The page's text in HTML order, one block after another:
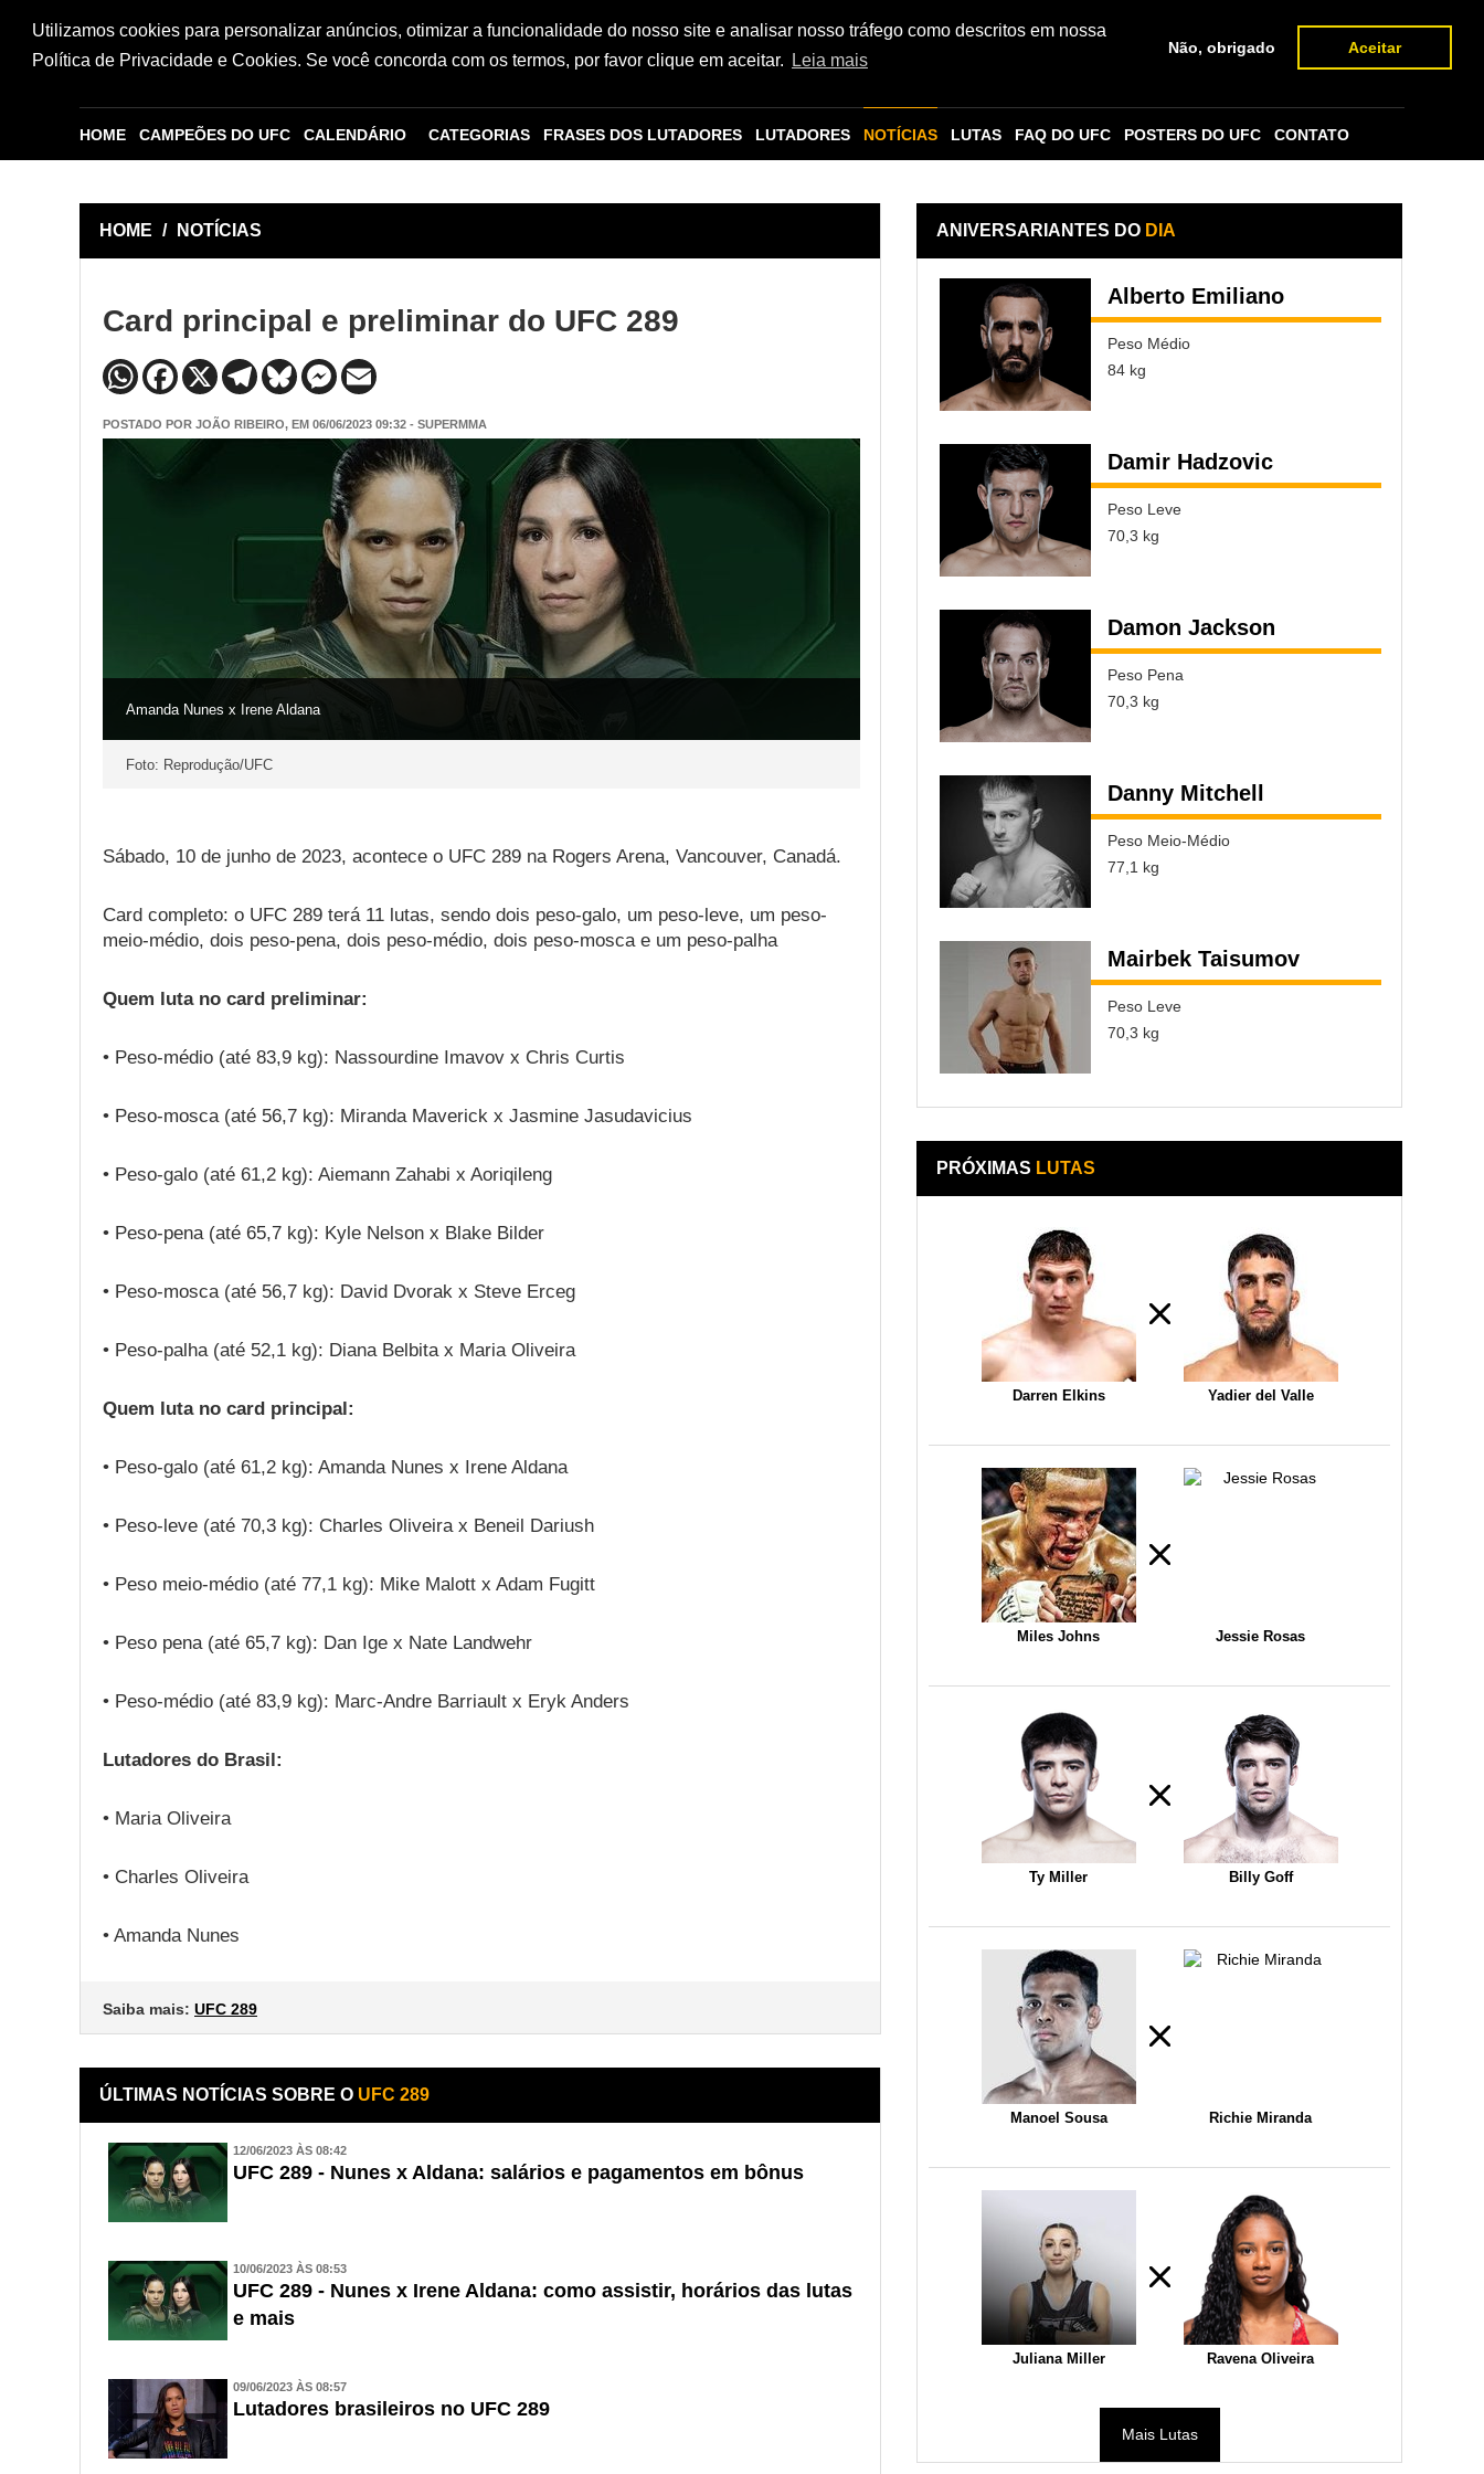
Utilizamos cookies para personalizar anúncios, otimizar a funcionalidade do nosso site e analisar nosso tráfego como descritos em nossa
Política de Privacidade e Cookies. Se você concorda com os termos, por favor clique em aceitar.
Leia mais
Não, obrigado Aceitar
HOME CAMPEÕES DO UFC CALENDÁRIO CATEGORIAS FRASES DOS LUTADORES LUTADORES NOTÍCIAS LUTAS FAQ DO UFC POSTERS DO UFC CONTATO
HOME / NOTÍCIAS
Card principal e preliminar do UFC 289
POSTADO POR JOÃO RIBEIRO, EM 06/06/2023 09:32 - SUPERMMA
Amanda Nunes x Irene Aldana
Foto: Reprodução/UFC
Sábado, 10 de junho de 2023, acontece o UFC 289 na Rogers Arena, Vancouver, Canadá.
Card completo: o UFC 289 terá 11 lutas, sendo dois peso-galo, um peso-leve, um peso-
meio-médio, dois peso-pena, dois peso-médio, dois peso-mosca e um peso-palha
Quem luta no card preliminar:
• Peso-médio (até 83,9 kg): Nassourdine Imavov x Chris Curtis
• Peso-mosca (até 56,7 kg): Miranda Maverick x Jasmine Jasudavicius
• Peso-galo (até 61,2 kg): Aiemann Zahabi x Aoriqileng
• Peso-pena (até 65,7 kg): Kyle Nelson x Blake Bilder
• Peso-mosca (até 56,7 kg): David Dvorak x Steve Erceg
• Peso-palha (até 52,1 kg): Diana Belbita x Maria Oliveira
Quem luta no card principal:
• Peso-galo (até 61,2 kg): Amanda Nunes x Irene Aldana
• Peso-leve (até 70,3 kg): Charles Oliveira x Beneil Dariush
• Peso meio-médio (até 77,1 kg): Mike Malott x Adam Fugitt
• Peso pena (até 65,7 kg): Dan Ige x Nate Landwehr
• Peso-médio (até 83,9 kg): Marc-Andre Barriault x Eryk Anders
Lutadores do Brasil:
• Maria Oliveira
• Charles Oliveira
• Amanda Nunes
Saiba mais: UFC 289
ÚLTIMAS NOTÍCIAS SOBRE O UFC 289
12/06/2023 ÀS 08:42
UFC 289 - Nunes x Aldana: salários e pagamentos em bônus
10/06/2023 ÀS 08:53
UFC 289 - Nunes x Irene Aldana: como assistir, horários das lutas
e mais
09/06/2023 ÀS 08:57
Lutadores brasileiros no UFC 289
ANIVERSARIANTES DO DIA
Alberto Emiliano
Peso Médio
84 kg
Damir Hadzovic
Peso Leve
70,3 kg
Damon Jackson
Peso Pena
70,3 kg
Danny Mitchell
Peso Meio-Médio
77,1 kg
Mairbek Taisumov
Peso Leve
70,3 kg
PRÓXIMAS LUTAS
Darren Elkins Yadier del Valle
Miles Johns Jessie Rosas
Ty Miller Billy Goff
Manoel Sousa Richie Miranda
Juliana Miller Ravena Oliveira
Mais Lutas